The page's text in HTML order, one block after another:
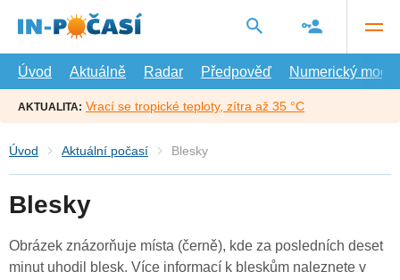
hlavní
Úvod
Aktuálně Radar Předpověď Numerický model
AKTUALITA: Vrací se tropické teploty, zítra až 35 °C
Úvod Aktuální počasí Blesky
Blesky
Obrázek znázorňuje místa (černě), kde za posledních deset
minut uhodil blesk. Více informací k bleskům naleznete v